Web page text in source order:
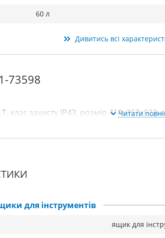
60 л
Дивитись всі
73598
клас захисту IP43, розмір
Читати
для інструментів
ящик для